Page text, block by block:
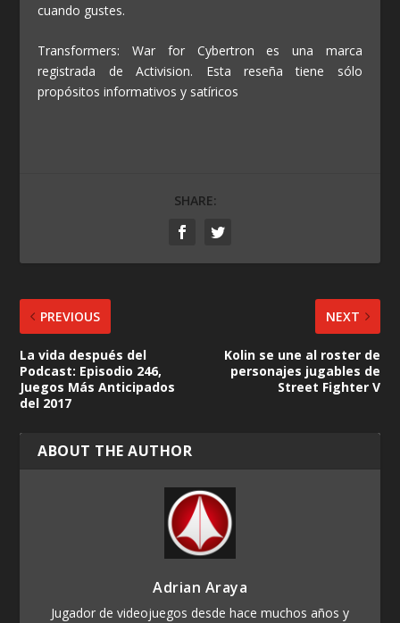
cuando gustes.
Transformers: War for Cybertron es una marca
registrada de Activision. Esta reseña tiene sólo
propósitos informativos y satíricos
SHARE:
PREVIOUS
La vida después del
Podcast: Episodio 246,
Juegos Más Anticipados
del 2017
NEXT
Kolin se une al roster de
personajes jugables de
Street Fighter V
ABOUT THE AUTHOR
Adrian Araya
Jugador de videojuegos desde hace muchos años y